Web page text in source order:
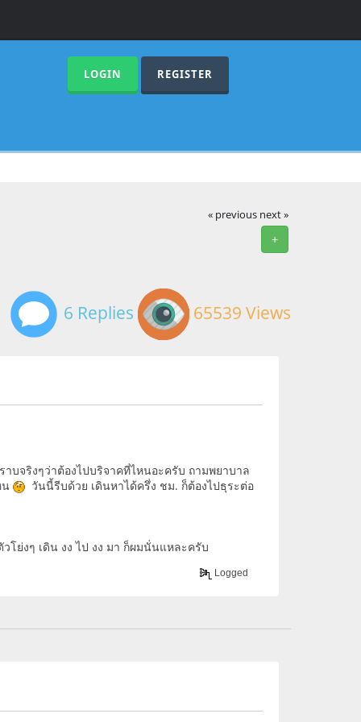
LOGIN REGISTER
« previous next »
+
6 Replies 65539 Views
ริงๆว่าต้องไปบริจาคที่ไหนอะครับ ถามพยาบาล
น
วันนี้รีบด้วย เดินหาได้ครึ่ง ชม. ก็ต้องไปธุระต่อ
ย่งๆ เดิน งง ไป งง มา ก็ผมนั่นแหละครับ
Logged